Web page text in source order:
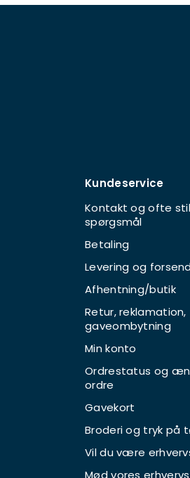
Kundeservice
Kontakt og ofte
spørgsmål
Betaling
Levering og
Afhentning/butik
Retur, reklamation,
gaveombytning
Min konto
Ordrestatus og
ordre
Gavekort
Broderi og tryk på
Vil du være
Mød vores